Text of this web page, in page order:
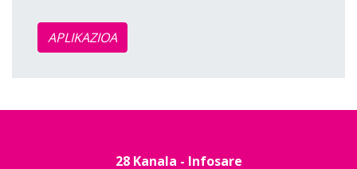
APLIKAZIOA
28 Kanala - Infosare